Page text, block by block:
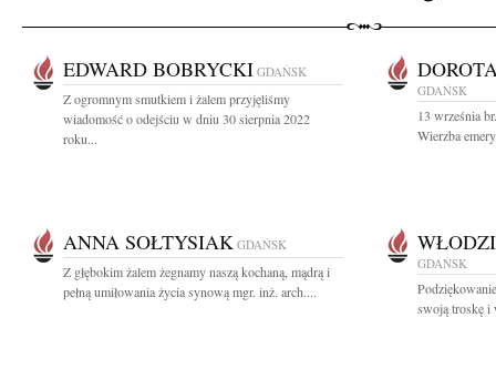
EDWARD BOBRYCKI GDAŃSK
Z ogromnym smutkiem i żalem przyjęliśmy
wiadomość o odejściu w dniu 30 sierpnia 2022
roku...
GDAŃSK
13 września
Wierzba
ANNA SOŁTYSIAK GDAŃSK
Z głębokim żalem żegnamy naszą kochaną, mądrą i
pełną umiłowania życia synową mgr. inż. arch....
GDAŃSK
swoją troskę i